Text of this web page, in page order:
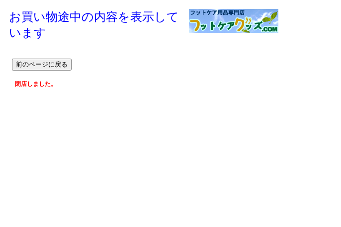
お買い物途中の内容を表示して
います
閉店しました。